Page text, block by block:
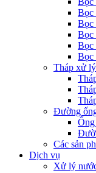
Bọc
Bọc
Bọc
Bọc
Bọc
Tháp xử
Đường
Các sản
Dịch vụ
Xử lý